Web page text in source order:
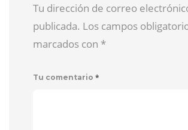
Tu dirección de correo
publicada. Los campos
marcados con *
Tu comentario *